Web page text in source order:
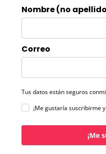
Nombre (no
Correo
Tus datos están seguros
¡Me gustaría suscribirme
¡Me